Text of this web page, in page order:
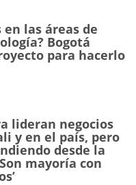
las áreas de
Bogotá
para hacerlo
lideran negocios
y en el país, pero
desde la
mayoría con